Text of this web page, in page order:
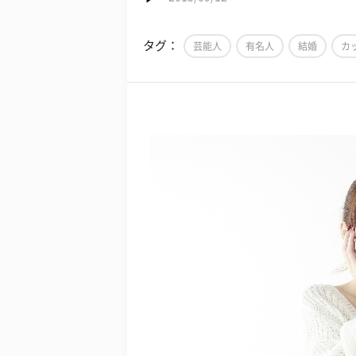
タグ： 芸能人 有名人 結婚 カ